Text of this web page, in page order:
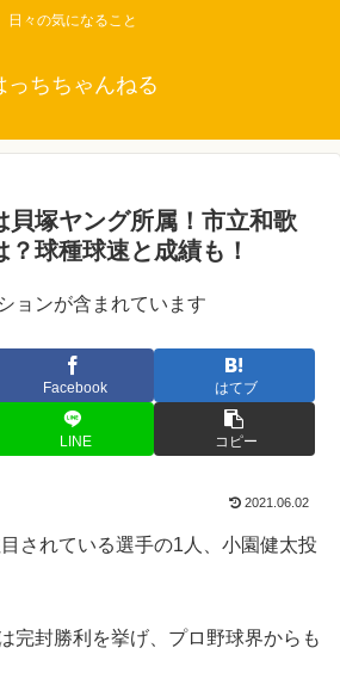
日々の気になること
っちちゃんねる
貝塚ヤング所属！市立和歌
球種球速と成績も！
ョンが含まれています
Facebook はてブ
LINE コピー
2021.06.02
されている選手の1人、小園健太投
完封勝利を挙げ、プロ野球界からも